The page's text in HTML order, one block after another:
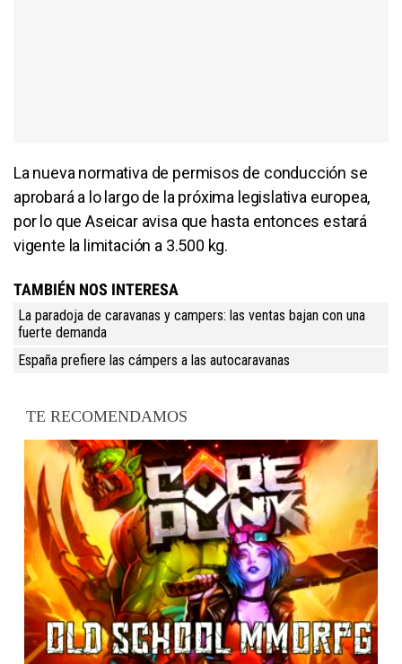
La nueva normativa de permisos de conducción se
aprobará a lo largo de la próxima legislativa europea,
por lo que Aseicar avisa que hasta entonces estará
vigente la limitación a 3.500 kg.
TAMBIÉN NOS INTERESA
La paradoja de caravanas y campers: las ventas bajan con una
fuerte demanda
España prefiere las cámpers a las autocaravanas
TE RECOMENDAMOS